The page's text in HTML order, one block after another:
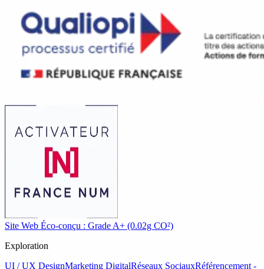
Site Web Éco-conçu : Grade A+ (0.02g CO²)
Exploration
UI / UX DesignMarketing DigitalRéseaux SociauxRéférencement -